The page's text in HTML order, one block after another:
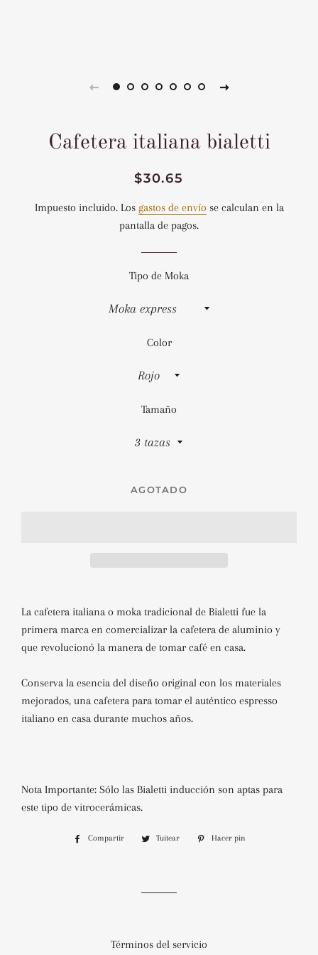
Cafetera italiana bialetti
Precio
Precio
venta
$30.65
Impuesto incluido. Los gastos de envío se calculan en la
pantalla de pagos.
Tipo de Moka
Color
Tamaño
AGOTADO
La cafetera italiana o moka tradicional de Bialetti fue la
primera marca en comercializar la cafetera de aluminio y
que revolucionó la manera de tomar café en casa.
Conserva la esencia del diseño original con los materiales
mejorados, una cafetera para tomar el auténtico espresso
italiano en casa durante muchos años.
Nota Importante: Sólo las Bialetti inducción son aptas para
este tipo de vitrocerámicas.
Compartir
CompartirTuitear
Tuitear
Hacer pin
Términos del servicio